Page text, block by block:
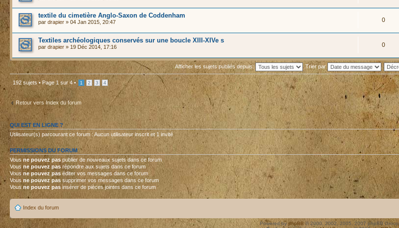
textile du cimetière Anglo-Saxon de Coddenham
par drapier » 04 Jan 2015, 20:47 0
Textiles archéologiques conservés sur une boucle XIII-XIVe s
par drapier » 19 Déc 2014, 17:16 0
Afficher les sujets publiés depuis: Trier par
192 sujets • Page 1 sur4 • 1 2 3 4
Retour vers Index du forum
QUI EST EN LIGNE ?
Utilisateur(s) parcourant ce forum : Aucun utilisateur inscrit et 1 invité
PERMISSIONS DU FORUM
Vous ne pouvez paspublier de nouveaux sujets dans ce forum
Vousne pouvez pas répondre aux sujets dans ce forum
Vous ne pouvez pas éditer vos messages dans ce forum
Vousne pouvez pas supprimer vos messages dans ce forum
Vousne pouvez pas insérer de pièces jointes dans ce forum
Index du forum
Powered by phpBB© 2000, 2002, 2005, 2007 phpBB Group